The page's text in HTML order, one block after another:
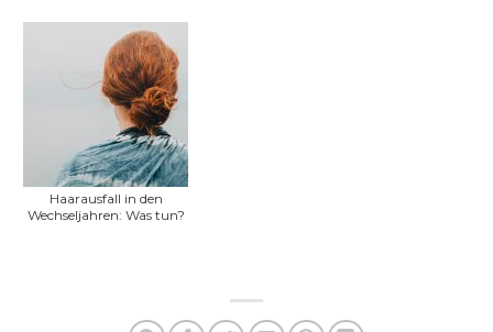
Haarausfall in den
Wechseljahren: Was tun?